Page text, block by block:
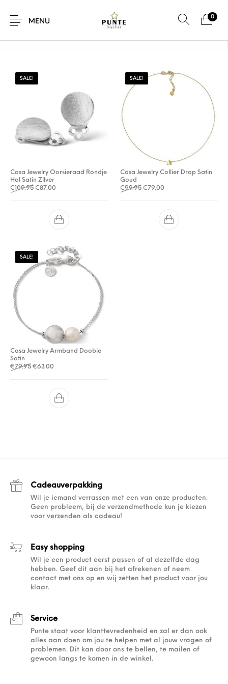
MENU
0
Sieraden Horloges
Giftcard Accessoires
Home / Product Materiaal 932 Sterling Zilver
SALE!
Casa Jewelry Oorsieraad Rondje
Hol Satin Zilver
€109.95 Oorspronkelijke prijs was: €109.95.
€87.00 Huidige prijs is: €87.00.
SALE!
Casa Jewelry Collier Drop Satin
Goud
€99.95 Oorspronkelijke prijs was:
€79.00
SALE!
Casa Jewelry Armband Doobie
Satin
€79.95 Oorspronkelijke prijs was: €79.95.
€63.00
Cadeauverpakking
Wil je iemand verrassen met een van onze producten.
Geen probleem, bij de verzendmethode kun je kiezen
voor verzenden als cadeau!
Easy shopping
Wil je een product eerst passen of al dezelfde dag
hebben. Geef dit aan bij het afrekenen of neem
contact met ons op en wij zetten het product voor jou
klaar.
Service
Punte staat voor klanttevredenheid en zal er dan ook
alles aan doen om jou te helpen met al jouw vragen of
problemen. Dit kan door ons te bellen, te mailen of
gewoon langs te komen in de winkel.